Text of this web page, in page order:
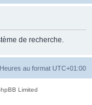
de recherche.
Heures au format UTC+01:00
Limited